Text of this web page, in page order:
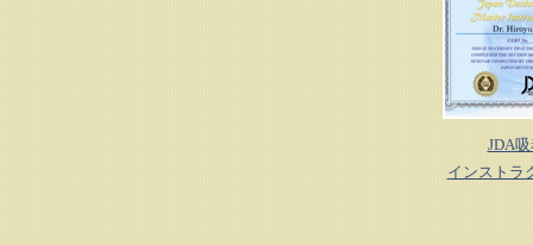
JDA
インストラ